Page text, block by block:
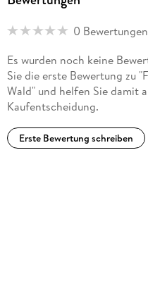
0 Bewertungen
Es wurden noch keine
Sie die erste Bewertung zu
Wald" und helfen Sie damit
Kaufentscheidung.
Erste Bewertung schreiben